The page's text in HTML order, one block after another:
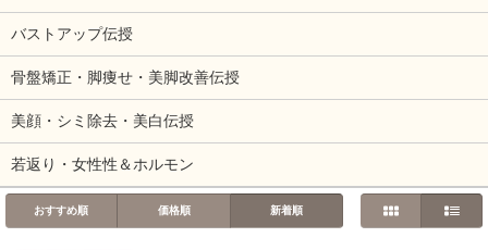
バストアップ伝授
骨盤矯正・脚痩せ・美脚改善伝授
美顔・シミ除去・美白伝授
若返り・女性性＆ホルモン
おすすめ順 価格順 新着順